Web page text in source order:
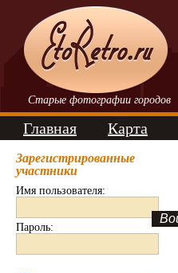
Старые фотографии городов
Главная Карта
Зарегистрированные
участники
Имя пользователя:
Пароль: